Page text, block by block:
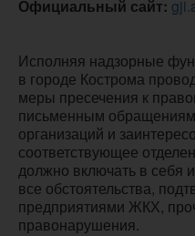
Официальный сайт:
Исполняя надзорные
в городе Кострома
меры пресечения к
письменным обращениям
организаций и
соответствующее
должно включать в себя
все обстоятельства,
предприятиями ЖКХ,
правонарушения.